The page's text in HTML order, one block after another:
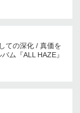
ての深化 / 真価を
ム『ALL HAZE』